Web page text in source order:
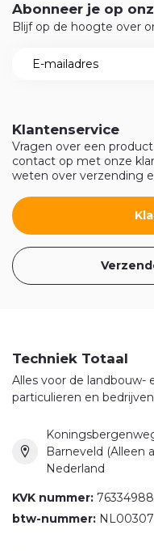
Klantenservice
Vragen over een
contact op met onze
weten over verzending
Abonneer je op
Blijf op de hoogte over
Techniek Totaal
Alles voor de landbouw-
particulieren en
Barneveld (Alleen
Nederland
KVK nummer: 76334988
btw-nummer: